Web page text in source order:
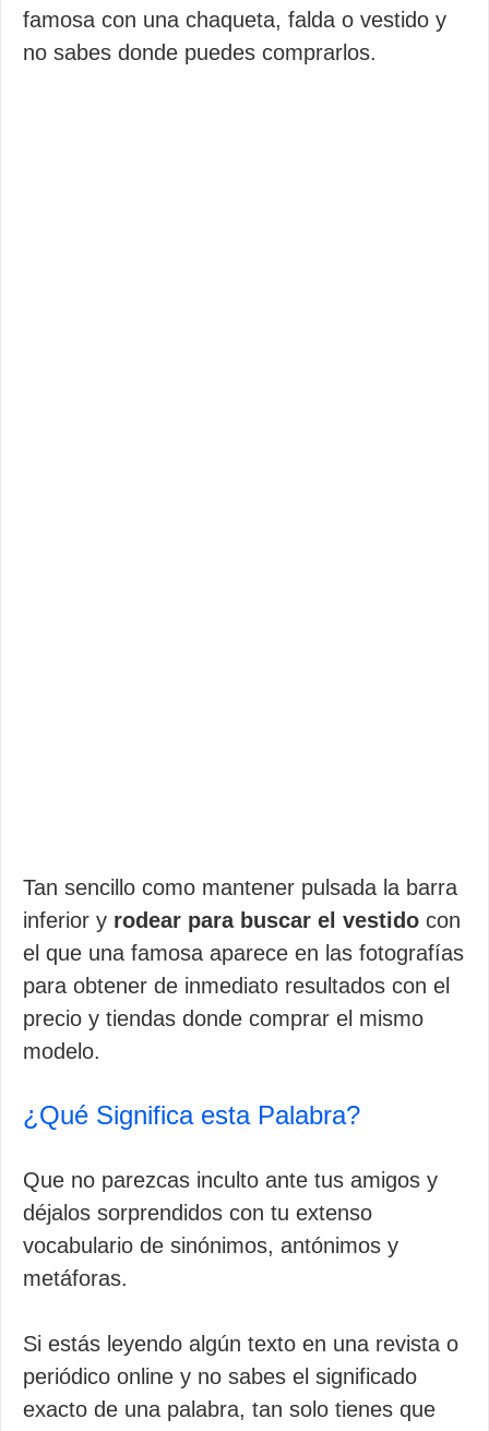
famosa con una chaqueta, falda o vestido y
no sabes donde puedes comprarlos.
Tan sencillo como mantener pulsada la barra
inferior y rodear para buscar el vestido con
el que una famosa aparece en las fotografías
para obtener de inmediato resultados con el
precio y tiendas donde comprar el mismo
modelo.
¿Qué Significa esta Palabra?
Que no parezcas inculto ante tus amigos y
déjalos sorprendidos con tu extenso
vocabulario de sinónimos, antónimos y
metáforas.
Si estás leyendo algún texto en una revista o
periódico online y no sabes el significado
exacto de una palabra, tan solo tienes que